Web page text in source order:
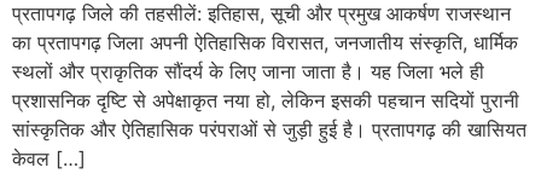
प्रतापगढ़ जिले की तहसीलें: इतिहास, सूची और प्रमुख आकर्षण राजस्थान
का प्रतापगढ़ जिला अपनी ऐतिहासिक विरासत, जनजातीय संस्कृति, धार्मिक
स्थलों और प्राकृतिक सौंदर्य के लिए जाना जाता है। यह जिला भले ही
प्रशासनिक दृष्टि से अपेक्षाकृत नया हो, लेकिन इसकी पहचान सदियों पुरानी
सांस्कृतिक और ऐतिहासिक परंपराओं से जुड़ी हुई है। प्रतापगढ़ की खासियत
केवल […]